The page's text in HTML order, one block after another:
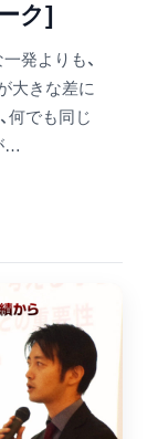
ク]
発よりも、
大きな差に
何でも同じ
…